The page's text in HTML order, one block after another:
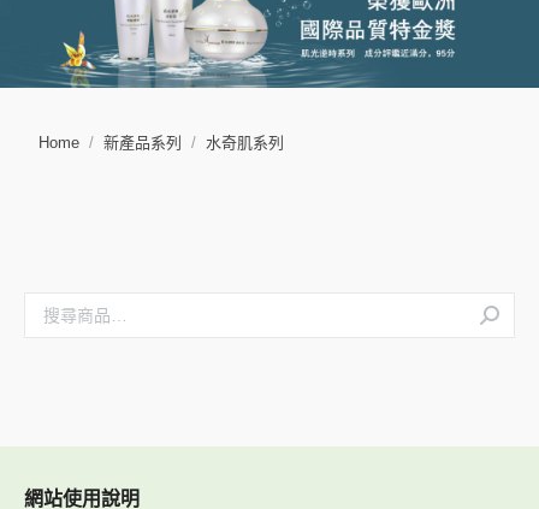
You are here:
Home 新產品系列 水奇肌系列
網站使用說明